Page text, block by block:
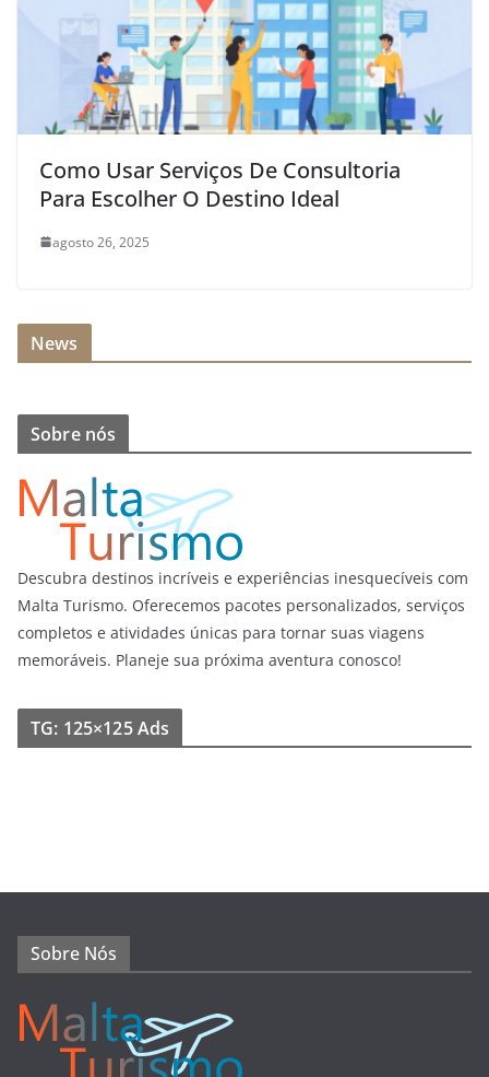
Como Usar Serviços De Consultoria
Para Escolher O Destino Ideal
agosto 26, 2025
News
Sobre nós
Descubra destinos incríveis e experiências inesquecíveis com
Malta Turismo. Oferecemos pacotes personalizados, serviços
completos e atividades únicas para tornar suas viagens
memoráveis. Planeje sua próxima aventura conosco!
TG: 125×125 Ads
Sobre Nós